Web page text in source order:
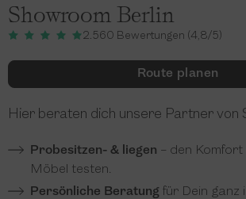
Showroom Berlin
2.560 Bewertungen (4,8/5)
Route planen
Hier beraten dich unsere Partner von
Probesitzen- & liegen – den
Möbel testen.
Persönliche Beratung für Dein ganz